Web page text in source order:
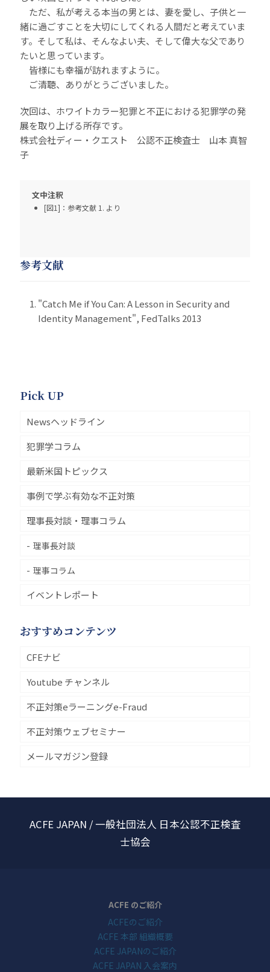
ただ、私が考える本当の男とは、妻を愛し、子供と一
緒に過ごすことを大切にしてくれる人間だと考えていま
す。そして私は、そんなよい夫、そして偉大な父であり
たいと思っています。
皆様にも幸福が訪れますように。
ご清聴、ありがとうございました。
次回は、ホワイトカラー犯罪と不正における犯罪学の発
展を取り上げる所存です。
株式会社ディー・クエスト 公認不正検査士 山本 真智
子
文中注釈
[図1]：参考文献 1. より
参考文献
"Catch Me if You Can: A Lesson in Security and
Identity Management", FedTalks 2013
Pick UP
Newsヘッドライン
犯罪学コラム
最新米国トピックス
事例で学ぶ有効な不正対策
理事長対談・理事コラム
理事長対談
理事コラム
イベントレポート
おすすめコンテンツ
CFEナビ
Youtube チャンネル
不正対策eラーニングe-Fraud
不正対策ウェブセミナー
メールマガジン登録
ACFE JAPAN / 一般社団法人 日本公認不正検査
士協会
ACFE のご紹介
ACFEのご紹介
ACFE 本部 組織概要
ACFE JAPANのご紹介
ACFE JAPAN 入会案内